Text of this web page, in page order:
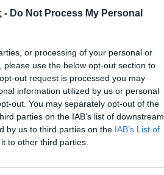
- Do Not Process My Personal
or processing of your personal or
use the below opt-out section to
out request is processed you may
information utilized by us or personal
out. You may separately opt-out of the
parties on the IAB’s list of downstream
by us to third parties on the IAB’s List of
to other third parties.
ή άλλη μονάδα
το ύψος της ειδικής
ειδών του ζωικού
στο σχετικό ΦΕΚ